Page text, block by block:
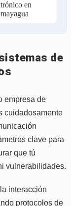
en
de
empresa de
cuidadosamente
clave para
que tú
vulnerabilidades.
interacción
protocolos de